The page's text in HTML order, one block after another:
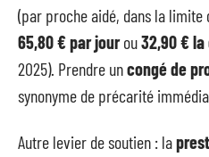
(par proche aidé, dans la limite
65,80 € par jourou32,90 €
2025). Prendre uncongé de
synonyme de précarité
Autre levier de soutien : la